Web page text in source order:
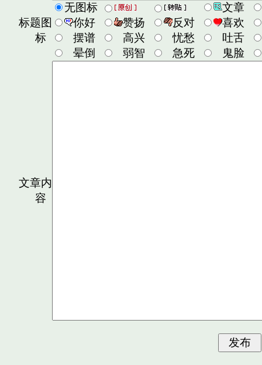
标题图
标
无图标
文章
你好
赞扬 反对
喜欢
摆谱
高兴 忧愁
吐舌
晕倒
弱智 急死 鬼脸
文章内
容